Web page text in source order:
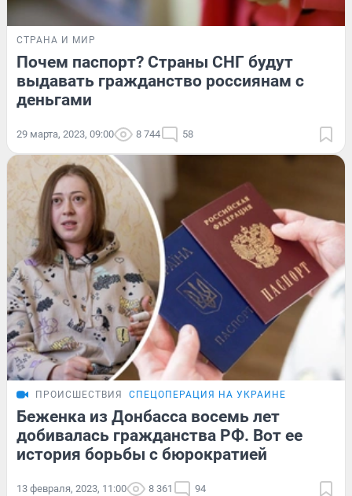
СТРАНА И МИР
Почем паспорт? Страны СНГ будут
выдавать гражданство россиянам с
деньгами
29 марта, 2023, 09:00 8 744 58
ПРОИСШЕСТВИЯ СПЕЦОПЕРАЦИЯ НА УКРАИНЕ
Беженка из Донбасса восемь лет
добивалась гражданства РФ. Вот ее
история борьбы с бюрократией
13 февраля, 2023, 11:00 8 361 94